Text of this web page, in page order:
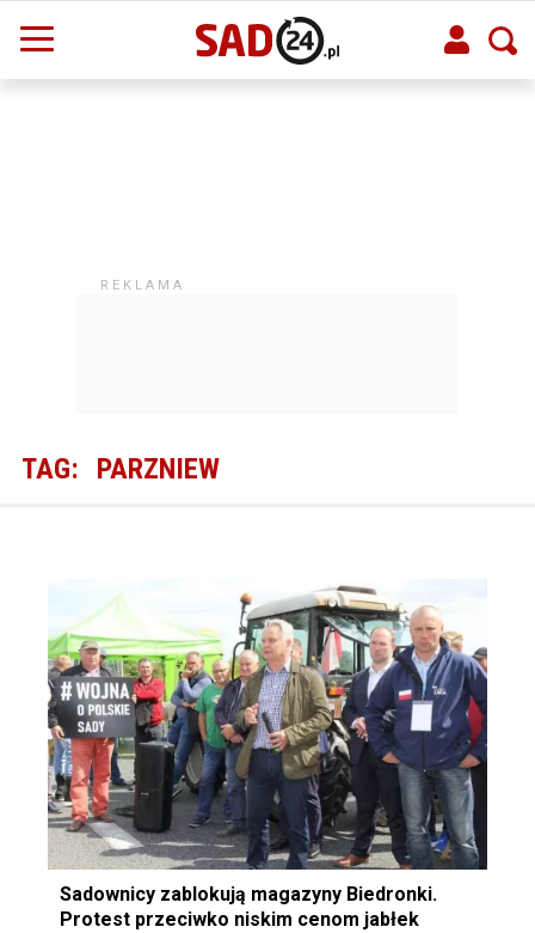
TAG: PARZNIEW
Sadownicy zablokują magazyny Biedronki.
Protest przeciwko niskim cenom jabłek